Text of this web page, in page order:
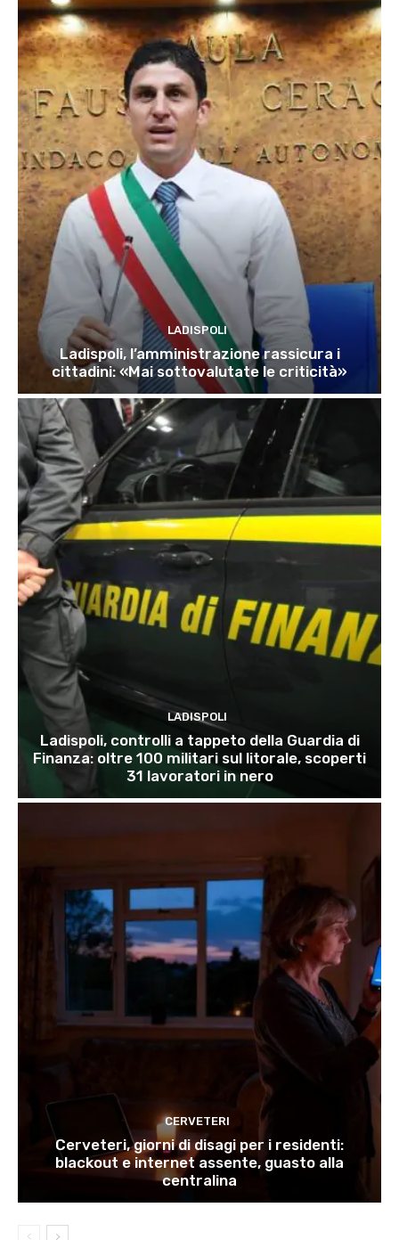
LADISPOLI
Ladispoli, l’amministrazione rassicura i
cittadini: «Mai sottovalutate le criticità»
LADISPOLI
Ladispoli, controlli a tappeto della Guardia di
Finanza: oltre 100 militari sul litorale, scoperti
31 lavoratori in nero
CERVETERI
Cerveteri, giorni di disagi per i residenti:
blackout e internet assente, guasto alla
centralina